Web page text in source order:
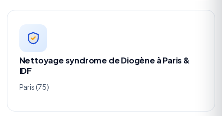
Nettoyage syndrome de Diogène à Paris &
IDF
Paris (75)